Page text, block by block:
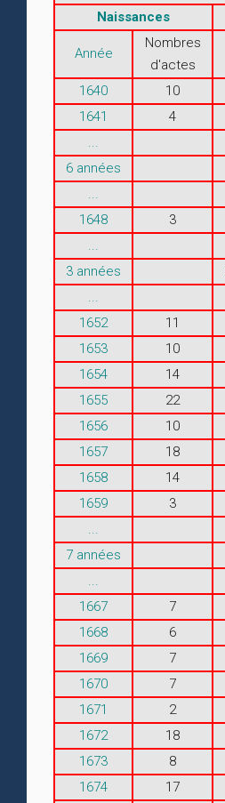
Naissances
Année
Nombres
d'actes
1640 10
1641
4
6 années
1648
3
3 années
1652
11
1653
10
1654
14
1655
22
1656
10
1657
18
1658
14
1659
3
7 années
1667
7
1668
6
1669
7
1670
7
1671
2
1672
18
1673
8
1674
17